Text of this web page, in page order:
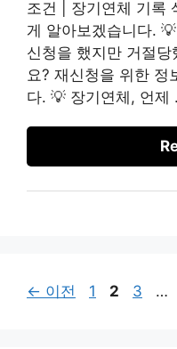
조건 | 장기연체 기록
게 알아보겠습니다.
신청을 했지만 거절
요? 재신청을 위한 정
다. 💡 장기연체, 언제
← 이전
페
1
페
2
페
3 …